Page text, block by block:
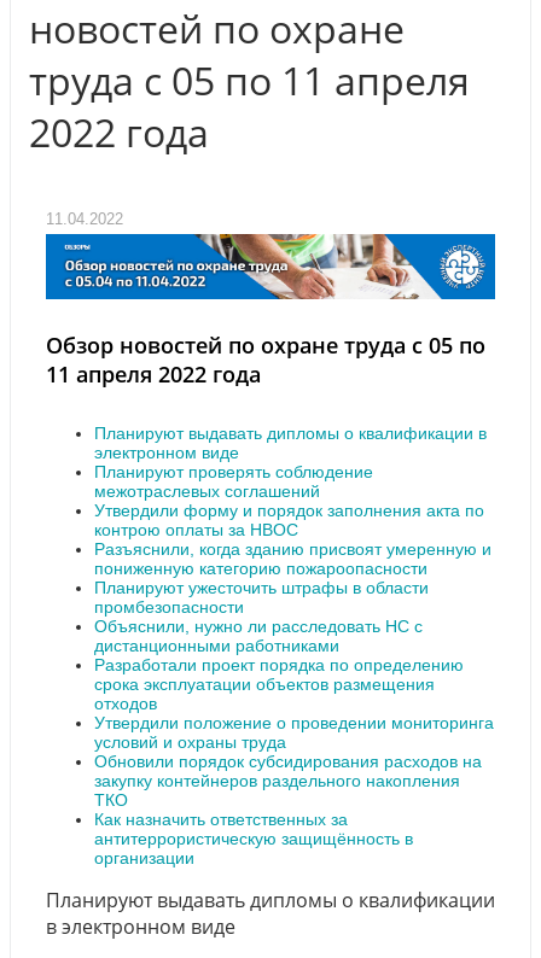
новостей по охране
труда с 05 по 11 апреля
2022 года
11.04.2022
Обзор новостей по охране труда с 05 по
11 апреля 2022 года
Планируют выдавать дипломы о квалификации в
электронном виде
Планируют проверять соблюдение
межотраслевых соглашений
Утвердили форму и порядок заполнения акта по
контрою оплаты за НВОС
Разъяснили, когда зданию присвоят умеренную и
пониженную категорию пожароопасности
Планируют ужесточить штрафы в области
промбезопасности
Объяснили, нужно ли расследовать НС с
дистанционными работниками
Разработали проект порядка по определению
срока эксплуатации объектов размещения
отходов
Утвердили положение о проведении мониторинга
условий и охраны труда
Обновили порядок субсидирования расходов на
закупку контейнеров раздельного накопления
ТКО
Как назначить ответственных за
антитеррористическую защищённость в
организации
Планируют выдавать дипломы о квалификации
в электронном виде